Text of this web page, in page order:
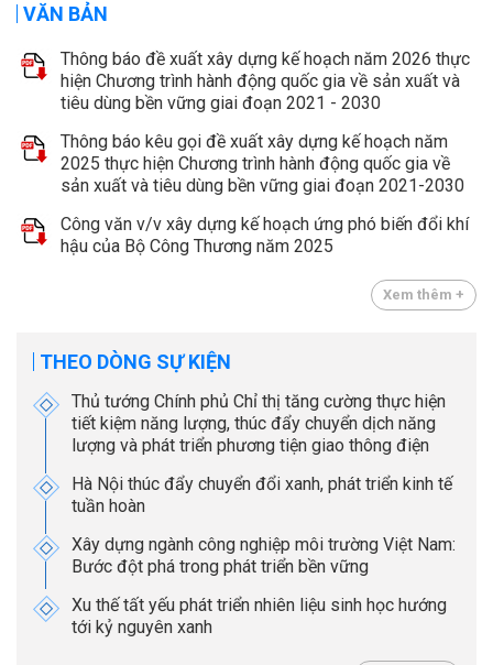
VĂN BẢN
Thông báo đề xuất xây dựng kế hoạch năm 2026 thực
hiện Chương trình hành động quốc gia về sản xuất và
tiêu dùng bền vững giai đoạn 2021 - 2030
Thông báo kêu gọi đề xuất xây dựng kế hoạch năm
2025 thực hiện Chương trình hành động quốc gia về
sản xuất và tiêu dùng bền vững giai đoạn 2021-2030
Công văn v/v xây dựng kế hoạch ứng phó biến đổi khí
hậu của Bộ Công Thương năm 2025
Xem thêm +
THEO DÒNG SỰ KIỆN
Thủ tướng Chính phủ Chỉ thị tăng cường thực hiện
tiết kiệm năng lượng, thúc đẩy chuyển dịch năng
lượng và phát triển phương tiện giao thông điện
Hà Nội thúc đẩy chuyển đổi xanh, phát triển kinh tế
tuần hoàn
Xây dựng ngành công nghiệp môi trường Việt Nam:
Bước đột phá trong phát triển bền vững
Xu thế tất yếu phát triển nhiên liệu sinh học hướng
tới kỷ nguyên xanh